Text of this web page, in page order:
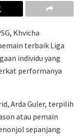
Khvicha
terbaik Liga
individu yang
performanya
Arda Guler, terpilih
atau pemain
sepanjang